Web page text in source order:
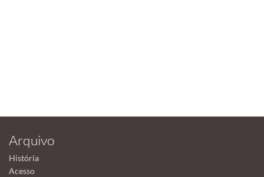
Arquivo
História
Acesso